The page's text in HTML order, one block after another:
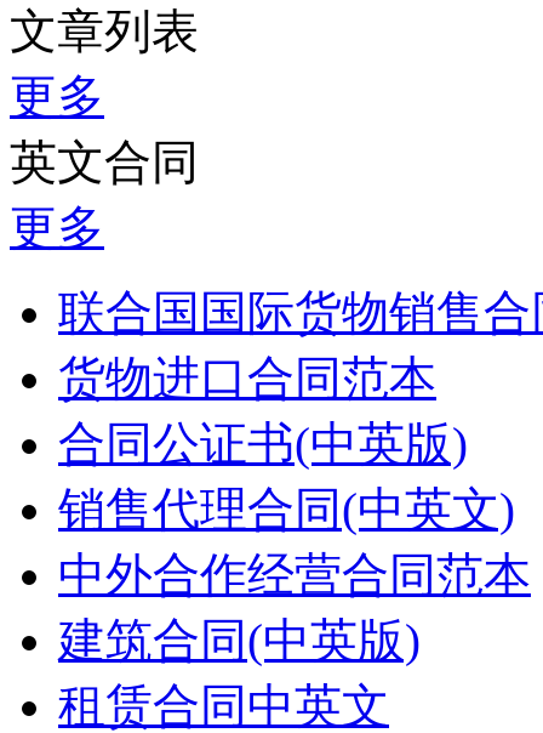
文章列表
更多
英文合同
更多
联合国国际货物销售
货物进口合同范本
合同公证书(中英版)
销售代理合同(中英文)
中外合作经营合同范本
建筑合同(中英版)
租赁合同中英文